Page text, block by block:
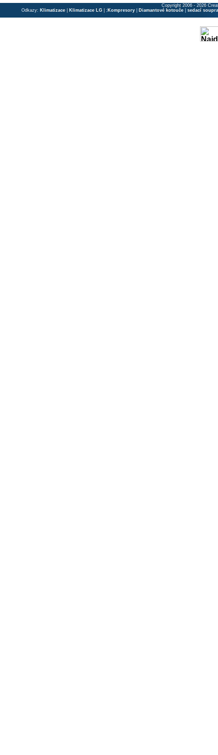
Copyright 2006 - 2026
Odkazy: Klimatizace Klimatizace LG | ; Kompresory Diamantové kotouče sedací